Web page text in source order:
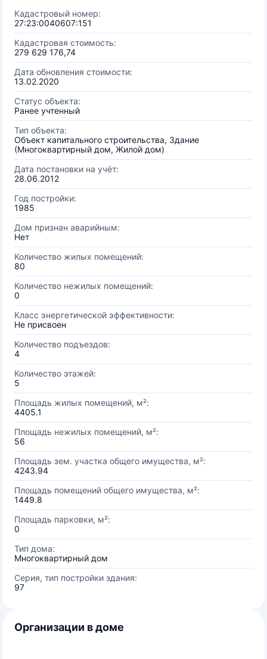
Кадастровый номер:
27:23:0040607:151
Кадастровая стоимость:
279 629 176,74
Дата обновления стоимости:
13.02.2020
Статус объекта:
Ранее учтенный
Тип объекта:
Объект капитального строительства, Здание
(Многоквартирный дом, Жилой дом)
Дата постановки на учёт:
28.06.2012
Год постройки:
1985
Дом признан аварийным:
Нет
Количество жилых помещений:
80
Количество нежилых помещений:
0
Класс энергетической эффективности:
Не присвоен
Количество подъездов:
4
Количество этажей:
5
Площадь жилых помещений, м²:
4405.1
Площадь нежилых помещений, м²:
56
Площадь зем. участка общего имущества, м²:
4243.94
Площадь помещений общего имущества, м²:
1449.8
Площадь парковки, м²:
0
Тип дома:
Многоквартирный дом
Серия, тип постройки здания:
97
Организации в доме